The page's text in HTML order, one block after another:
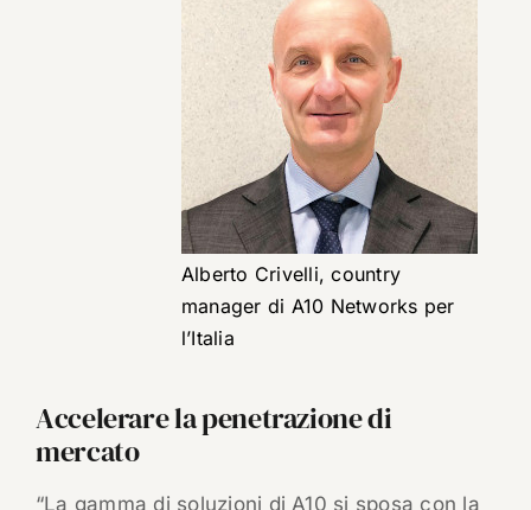
Alberto Crivelli, country
manager di A10 Networks per
l’Italia
Accelerare la penetrazione di
mercato
“La gamma di soluzioni di A10 si sposa con la